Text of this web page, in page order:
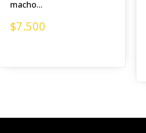
macho...
$7.500